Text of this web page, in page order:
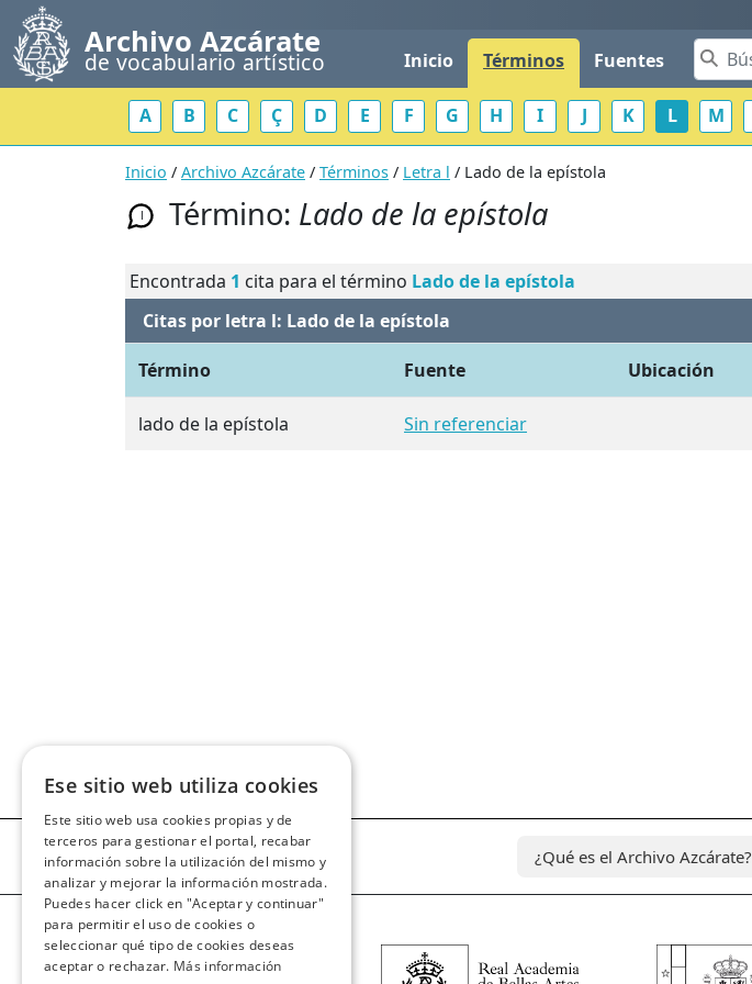
Archivo Azcárate
de vocabulario artístico Inicio Términos Fuentes
A B C Ç D E F G H I J K L M
Inicio / Archivo Azcárate / Términos / Letra l / Lado de la epístola
l Término: Lado de la epístola
Encontrada 1 cita para el término Lado de la epístola
Citas por letra l: Lado de la epístola
Término Fuente Ubicación
lado de la epístola Sin referenciar
¿Qué es el Archivo Azcárate?
Ese sitio web utiliza cookies
Este sitio web usa cookies propias y de
terceros para gestionar el portal, recabar
información sobre la utilización del mismo y
analizar y mejorar la información mostrada.
Puedes hacer click en "Aceptar y continuar"
para permitir el uso de cookies o
seleccionar qué tipo de cookies deseas
aceptar o rechazar. Más información